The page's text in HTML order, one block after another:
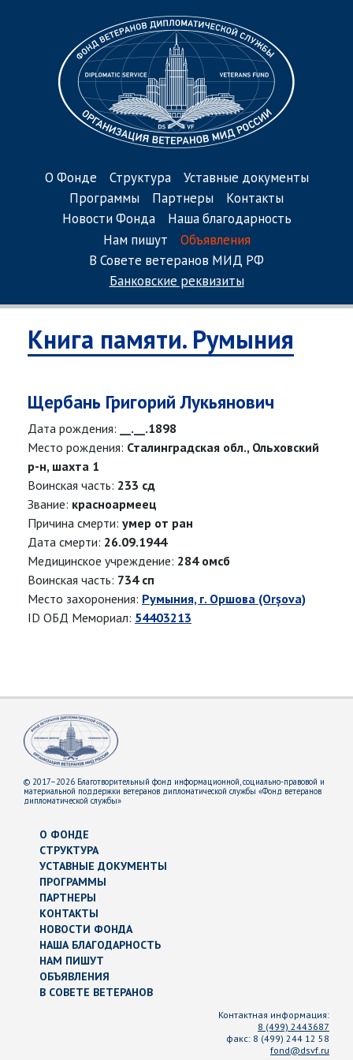
О Фонде Структура
Уставные документы
Программы
Партнеры
Контакты
Новости Фонда
Наша благодарность
Нам пишут
Объявления
В Совете ветеранов МИД РФ
Банковские реквизиты
Книга памяти. Румыния
Щербань Григорий Лукьянович
Дата рождения:
__.__.1898
Место рождения: Сталинградская обл., Ольховский
р-н, шахта 1
Воинская часть: 233 сд
Звание: красноармеец
Причина смерти: умер от ран
Дата смерти: 26.09.1944
Медицинское учреждение: 284 омсб
Воинская часть: 734 сп
Место захоронения: Румыния, г. Оршова (Orșova)
ID ОБД Мемориал: 54403213
© 2017–2026 Благотворительный фонд информационной, социально-правовой и
материальной поддержки ветеранов дипломатической службы «Фонд ветеранов
дипломатической службы»
О ФОНДЕ
СТРУКТУРА
УСТАВНЫЕ ДОКУМЕНТЫ
ПРОГРАММЫ
ПАРТНЕРЫ
КОНТАКТЫ
НОВОСТИ ФОНДА
НАША БЛАГОДАРНОСТЬ
НАМ ПИШУТ
ОБЪЯВЛЕНИЯ
В СОВЕТЕ ВЕТЕРАНОВ
Контактная информация:
8 (499) 2443687
факс: 8 (499) 244 12 58
fond@dsvf.ru